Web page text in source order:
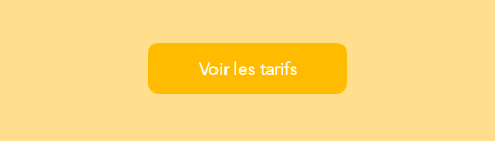
Voir les tarifs